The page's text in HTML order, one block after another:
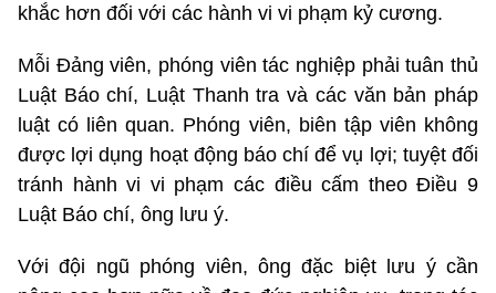
khắc hơn đối với các hành vi vi phạm kỷ cương.
Mỗi Đảng viên, phóng viên tác nghiệp phải tuân thủ
Luật Báo chí, Luật Thanh tra và các văn bản pháp
luật có liên quan. Phóng viên, biên tập viên không
được lợi dụng hoạt động báo chí để vụ lợi; tuyệt đối
tránh hành vi vi phạm các điều cấm theo Điều 9
Luật Báo chí, ông lưu ý.
Với đội ngũ phóng viên, ông đặc biệt lưu ý cần